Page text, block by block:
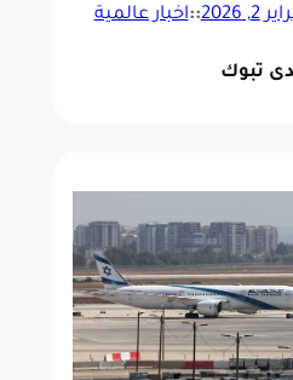
2, 2026
::اخبار عالمية
تبوك